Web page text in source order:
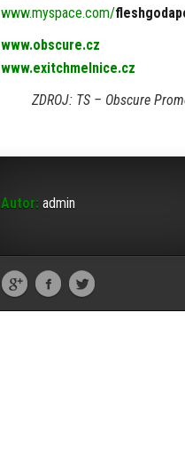
www.myspace.com/
www.obscure.cz
www.exitchmelnice.cz
ZDROJ: TS – Obscure
Autor: admin